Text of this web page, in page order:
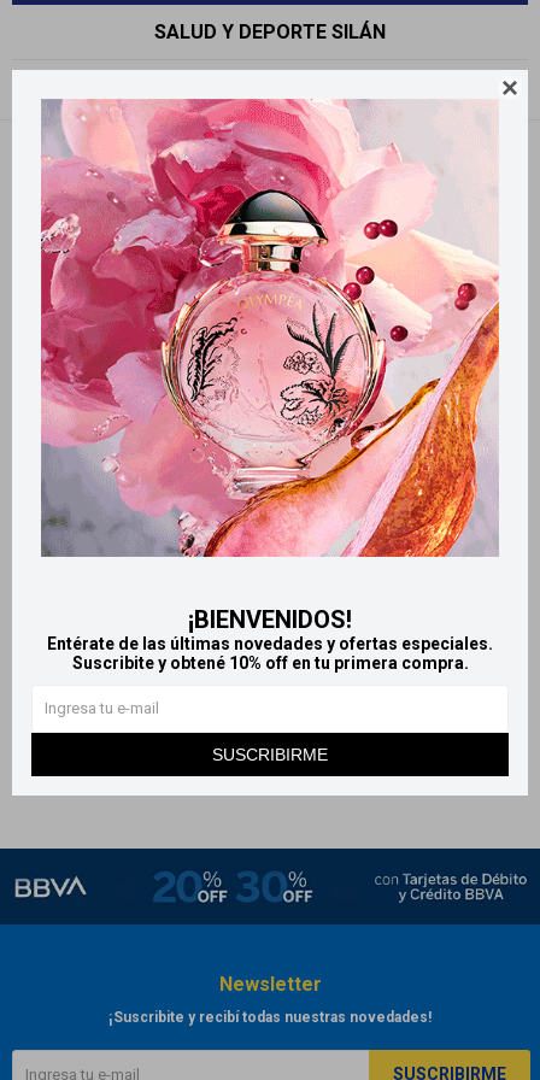

¡BIENVENIDOS!
Entérate de las últimas novedades y ofertas especiales.
Suscribite y obtené 10% off en tu primera compra.
SUSCRIBIRME
SALUD Y DEPORTE SILÁN
Filtrando por: Salud y deporte Silán Quitar filtros
Llega HOY
LlegaHOY
Newsletter
¡Suscribite y recibí todas nuestras novedades!
SUSCRIBIRME